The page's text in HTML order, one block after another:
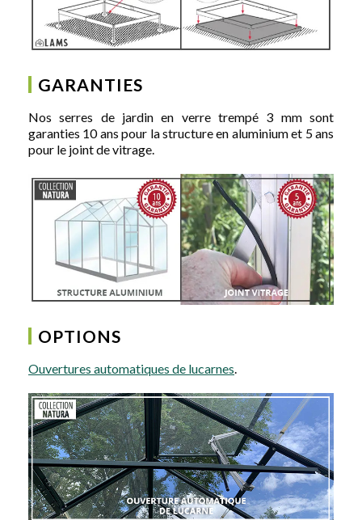
GARANTIES
Nos serres de jardin en verre trempé 3 mm sont
garanties 10 ans pour la structure en aluminium et 5 ans
pour le joint de vitrage.
OPTIONS
Ouvertures automatiques de lucarnes